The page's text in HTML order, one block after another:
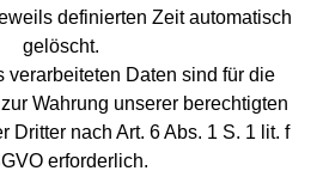
definierten Zeit automatisch
gelöscht.
verarbeiteten Daten sind für die
Wahrung unserer berechtigten
Dritter nach Art. 6 Abs. 1 S. 1 lit. f
erforderlich.